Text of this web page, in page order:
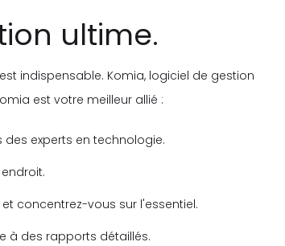
ultime.
indispensable. Komia, logiciel de gestion
est votre meilleur allié :
experts en technologie.
concentrez-vous sur l'essentiel.
à des rapports détaillés.